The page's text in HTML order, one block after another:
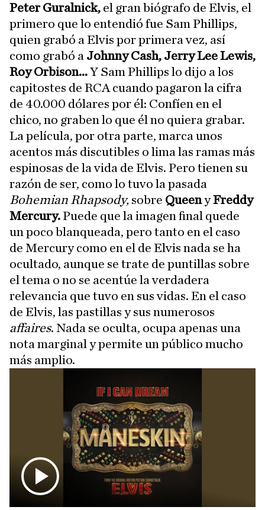
Peter Guralnick, el gran biógrafo de Elvis, el
primero que lo entendió fue Sam Phillips,
quien grabó a Elvis por primera vez, así
como grabó a Johnny Cash, Jerry Lee Lewis,
Roy Orbison...Y Sam Phillips lo dijo a los
capitostes de RCA cuando pagaron la cifra
de 40.000 dólares por él: Confíen en el
chico, no graben lo que él no quiera grabar.
La película, por otra parte, marca unos
acentos más discutibles o lima las ramas más
espinosas de la vida de Elvis. Pero tienen su
razón de ser, como lo tuvo la pasada
Bohemian Rhapsody, sobre QueenyFreddy
Mercury.Puede que la imagen final quede
un poco blanqueada, pero tanto en el caso
de Mercury como en el de Elvis nada se ha
ocultado, aunque se trate de puntillas sobre
el tema o no se acentúe la verdadera
relevancia que tuvo en sus vidas. En el caso
de Elvis, las pastillas y sus numerosos
affaires. Nada se oculta, ocupa apenas una
nota marginal y permite un público mucho
más amplio.